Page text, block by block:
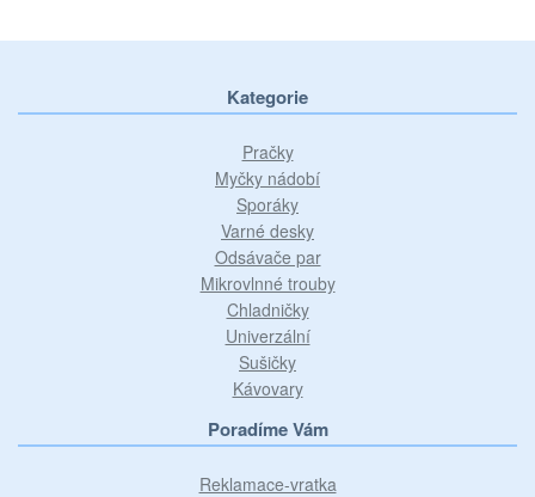
Kategorie
Pračky
Myčky nádobí
Sporáky
Varné desky
Odsávače par
Mikrovlnné trouby
Chladničky
Univerzální
Sušičky
Kávovary
Poradíme Vám
Reklamace-vratka